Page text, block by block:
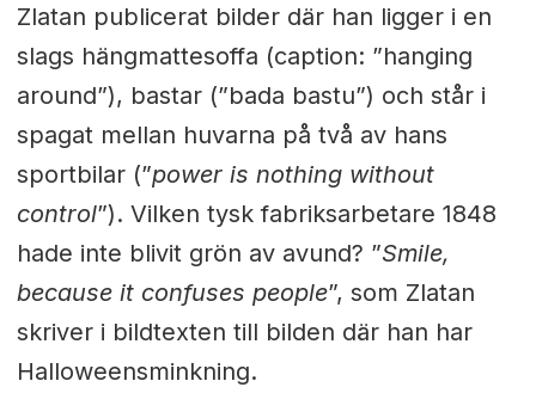
Zlatan publicerat bilder där han ligger i en
slags hängmattesoffa (caption: ”hanging
around”), bastar (”bada bastu”) och står i
spagat mellan huvarna på två av hans
sportbilar (”power is nothing without
control”). Vilken tysk fabriksarbetare 1848
hade inte blivit grön av avund? ”Smile,
because it confuses people”, som Zlatan
skriver i bildtexten till bilden där han har
Halloweensminkning.